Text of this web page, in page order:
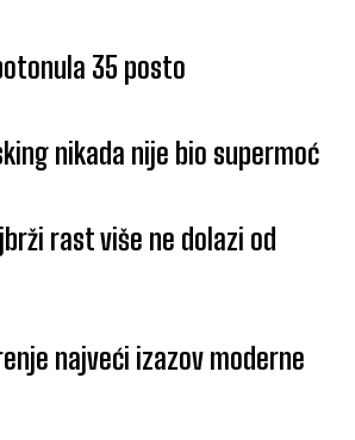
35 posto
nikada nije bio supermoć
rast više ne dolazi od
najveći izazov moderne